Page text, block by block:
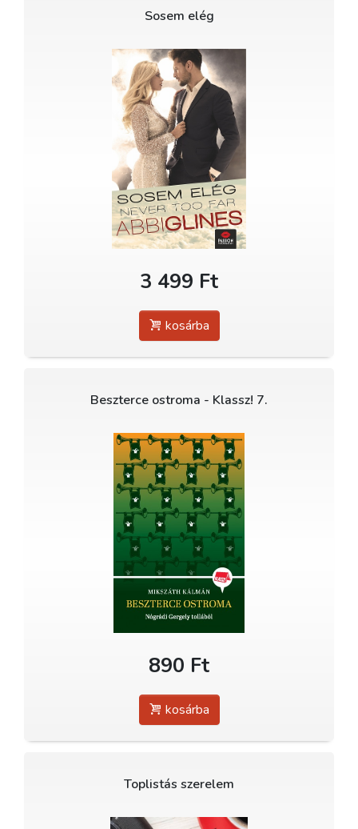
Sosem elég
3 499 Ft
kosárba
Beszterce ostroma - Klassz! 7.
890 Ft
kosárba
Toplistás szerelem